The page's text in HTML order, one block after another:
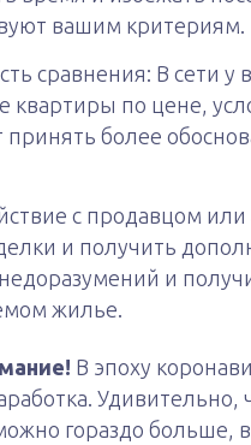
вашим критериям.
сравнения: В сети у
квартиры по цене,
принять более
с продавцом
и получить
и
жилье.
В эпоху
гораздо больше,